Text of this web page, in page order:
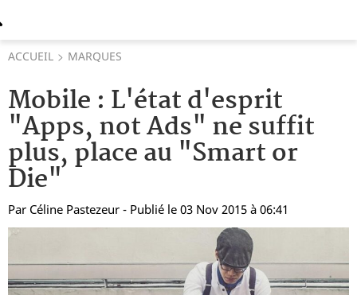
ACCUEIL MARQUES
Mobile : L'état d'esprit
"Apps, not Ads" ne suffit
plus, place au "Smart or
Die"
Par Céline Pastezeur - Publié le 03 Nov 2015 à 06:41